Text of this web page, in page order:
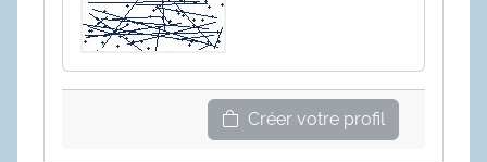
Créer votre profil